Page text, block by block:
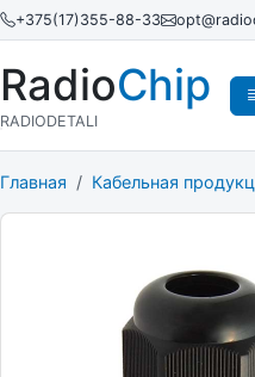
+375(17)355-88-33
RadioChip
RADIODETALI
Главная Кабельная